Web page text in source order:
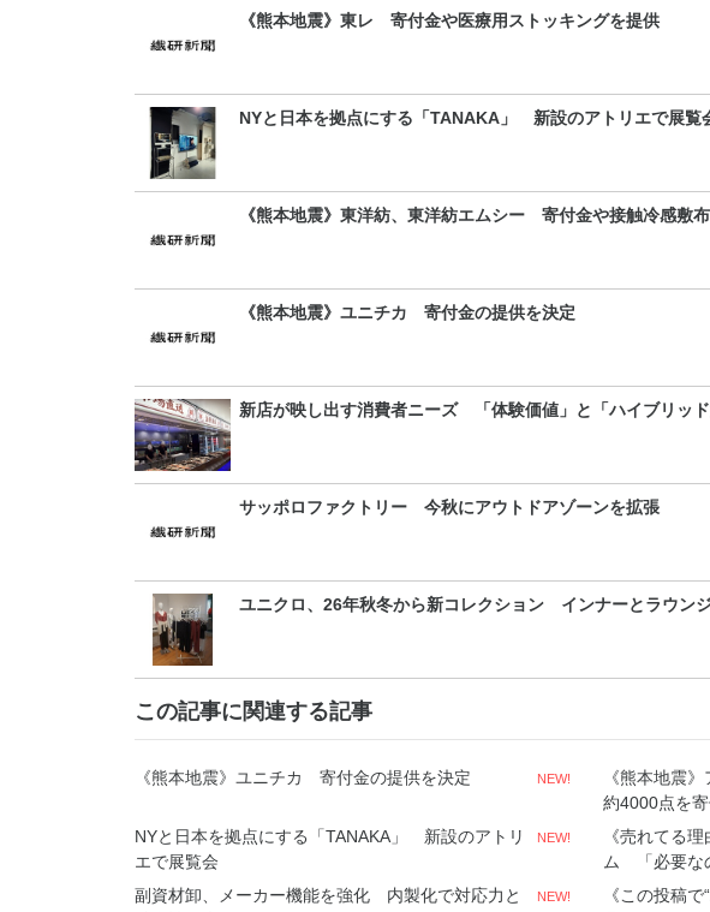
《熊本地震》東レ 寄付金や医療用ストッキングを提供
NYと日本を拠点にする「TANAKA」 新設のアトリエで展覧
《熊本地震》東洋紡、東洋紡エムシー 寄付金や接触冷感敷
《熊本地震》ユニチカ 寄付金の提供を決定
新店が映し出す消費者ニーズ 「体験価値」と「ハイブリッド
サッポロファクトリー 今秋にアウトドアゾーンを拡張
ユニクロ、26年秋冬から新コレクション インナーとラウン
この記事に関連する記事
《熊本地震》ユニチカ 寄付金の提供を決定 NEW!
《熊本地震
約4000点を
NYと日本を拠点にする「TANAKA」 新設のアトリ
エで展覧会
NEW!
《売れてる
ム 「必要な
副資材卸、メーカー機能を強化 内製化で対応力と
NEW!
《この投稿